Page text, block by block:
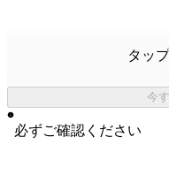
タッ
今
必ずご確認ください